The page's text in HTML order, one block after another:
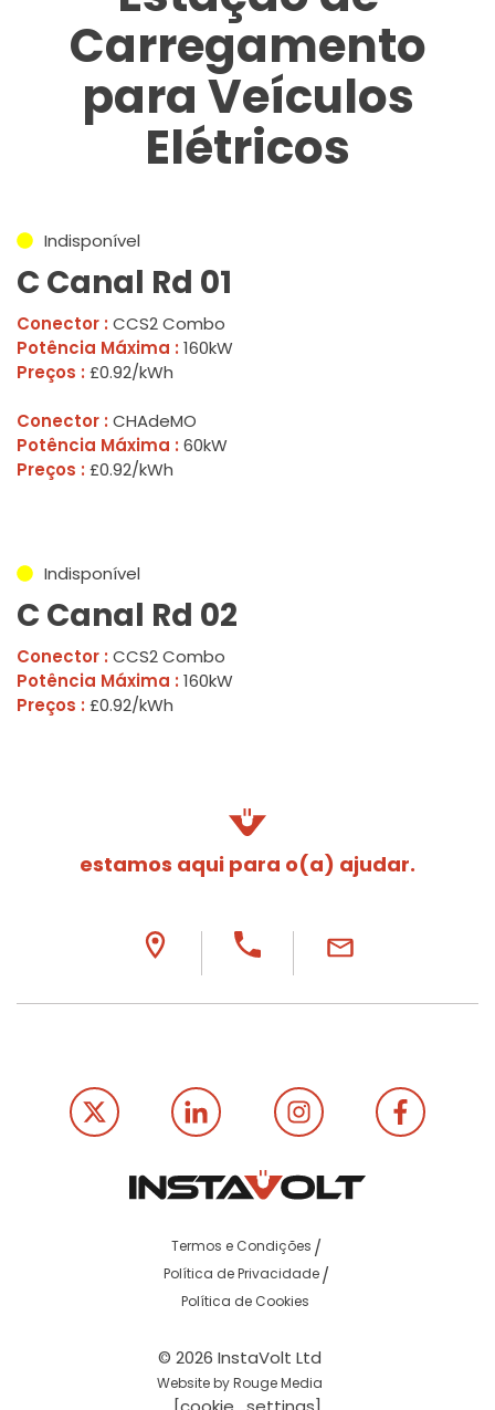
Carregamento
para Veículos
Elétricos
Indisponível
C Canal Rd 01
Conector : CCS2 Combo
Potência Máxima : 160kW
Preços : £0.92/kWh
Conector : CHAdeMO
Potência Máxima : 60kW
Preços : £0.92/kWh
Indisponível
C Canal Rd 02
Conector : CCS2 Combo
Potência Máxima : 160kW
Preços : £0.92/kWh
estamos aqui para o(a) ajudar.
© 2026 InstaVolt Ltd
Website by Rouge Media
Termos e Condições
Política de Privacidade
Política de Cookies